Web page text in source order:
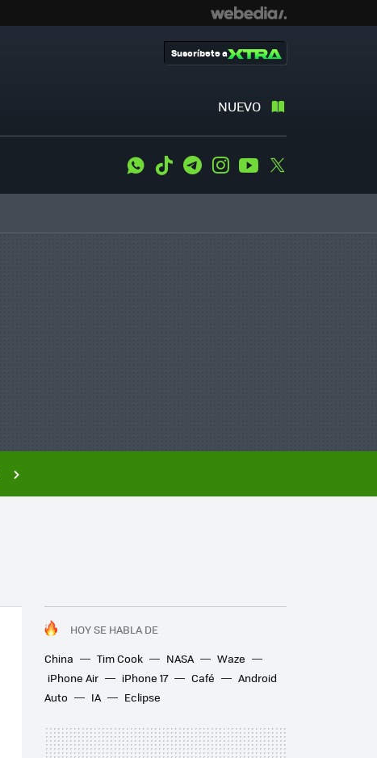
NUEVO
Suscríbete a
WhatsApp
Tiktok TelegramInstagramYoutube
HOY SE HABLA DE
China
Tim Cook NASA
Waze
iPhone Air
iPhone 17 Café
Android
Auto
IA Eclipse